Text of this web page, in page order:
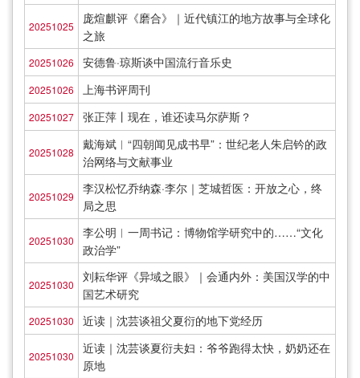
20251025
庞煊麒评《磨合》｜近代镇江的地方故事与全球化
之旅
20251026 安德鲁·琼斯谈中国流行音乐史
20251026 上海书评周刊
20251027 张正萍丨现在，谁还读马尔萨斯？
20251028
戴海斌︱“四朝闻见成书早”：世纪老人朱启钤的政
治网络与文献事业
20251029
李汉松忆乔纳森·李尔｜芝城哲医：开放之心，终
局之思
20251030
李公明︱一周书记：博物馆学研究中的……“文化
政治学”
20251030
刘耘华评《异域之眼》｜会通内外：美国汉学的中
国艺术研究
20251030 近读｜沈芸谈祖父夏衍的地下党经历
20251030
近读｜沈芸谈夏衍夫妇：爷爷跑得太快，奶奶还在
原地